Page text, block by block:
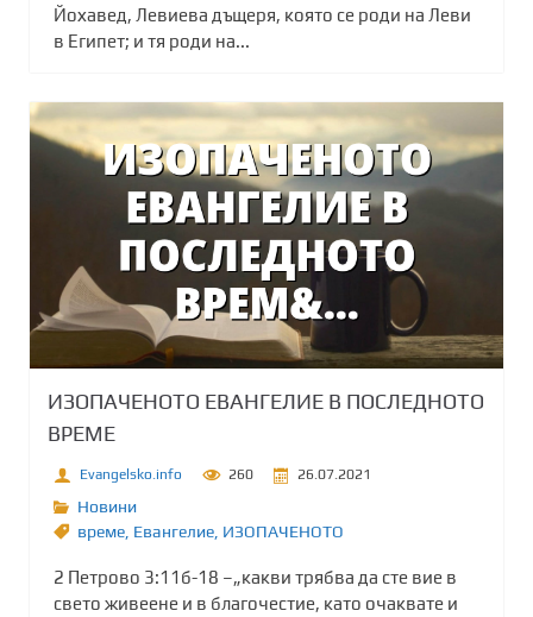
Йохавед, Левиева дъщеря, която се роди на Леви
в Египет; и тя роди на...
ИЗОПАЧЕНОТО ЕВАНГЕЛИЕ В ПОСЛЕДНОТО
ВРЕМЕ
Evangelsko.info 260 26.07.2021
Новини
време Евангелие ИЗОПАЧЕНОТО
2 Петрово 3:11б-18 –„какви трябва да сте вие в
свето живеене и в благочестие, като очаквате и